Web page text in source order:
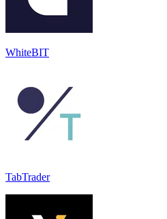
WhiteBIT
TabTrader